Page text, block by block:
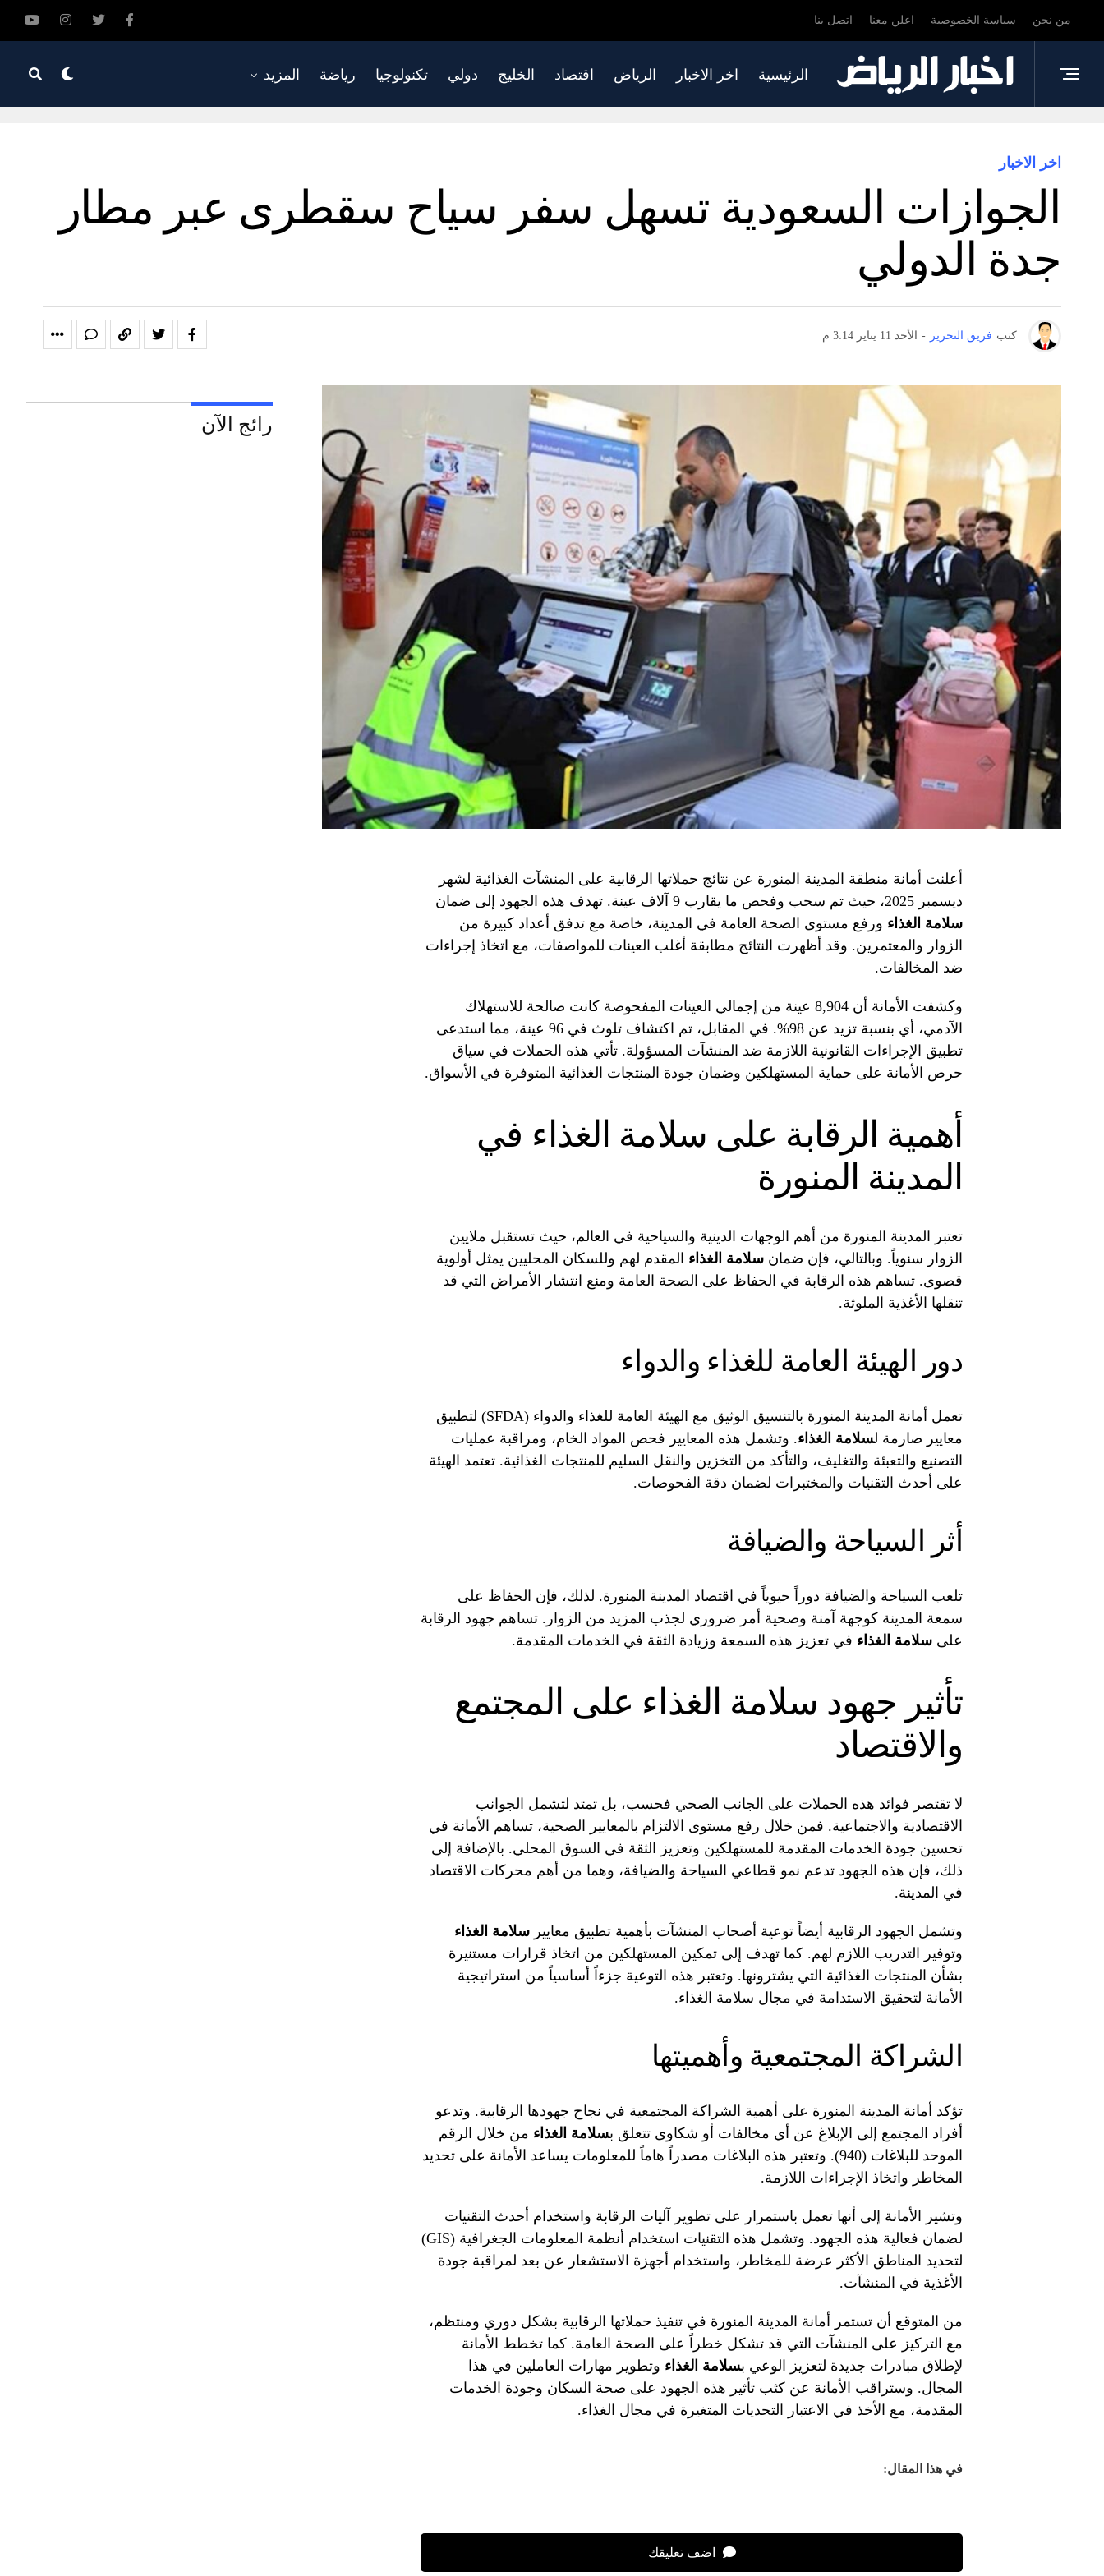
من نحن سياسة الخصوصية اعلن معنا اتصل بنا
الرئيسية اخر الاخبار الرياض اقتصاد الخليج دولي تكنولوجيا رياضة المزيد
اخر الاخبار
الجوازات السعودية تسهل سفر سياح سقطرى عبر مطار
جدة الدولي
كتب فريق التحرير - الأحد 11 يناير 3:14 م
أعلنت أمانة منطقة المدينة المنورة عن نتائج حملاتها الرقابية على المنشآت الغذائية لشهر
ديسمبر 2025، حيث تم سحب وفحص ما يقارب 9 آلاف عينة. تهدف هذه الجهود إلى ضمان
سلامة الغذاء ورفع مستوى الصحة العامة في المدينة، خاصة مع تدفق أعداد كبيرة من
الزوار والمعتمرين. وقد أظهرت النتائج مطابقة أغلب العينات للمواصفات، مع اتخاذ إجراءات
ضد المخالفات.
وكشفت الأمانة أن 8,904 عينة من إجمالي العينات المفحوصة كانت صالحة للاستهلاك
الآدمي، أي بنسبة تزيد عن 98%. في المقابل، تم اكتشاف تلوث في 96 عينة، مما استدعى
تطبيق الإجراءات القانونية اللازمة ضد المنشآت المسؤولة. تأتي هذه الحملات في سياق
حرص الأمانة على حماية المستهلكين وضمان جودة المنتجات الغذائية المتوفرة في الأسواق.
أهمية الرقابة على سلامة الغذاء في
المدينة المنورة
تعتبر المدينة المنورة من أهم الوجهات الدينية والسياحية في العالم، حيث تستقبل ملايين
الزوار سنوياً. وبالتالي، فإن ضمان سلامة الغذاء المقدم لهم وللسكان المحليين يمثل أولوية
قصوى. تساهم هذه الرقابة في الحفاظ على الصحة العامة ومنع انتشار الأمراض التي قد
تنقلها الأغذية الملوثة.
دور الهيئة العامة للغذاء والدواء
تعمل أمانة المدينة المنورة بالتنسيق الوثيق مع الهيئة العامة للغذاء والدواء (SFDA) لتطبيق
معايير صارمة لسلامة الغذاء. وتشمل هذه المعايير فحص المواد الخام، ومراقبة عمليات
التصنيع والتعبئة والتغليف، والتأكد من التخزين والنقل السليم للمنتجات الغذائية. تعتمد الهيئة
على أحدث التقنيات والمختبرات لضمان دقة الفحوصات.
أثر السياحة والضيافة
تلعب السياحة والضيافة دوراً حيوياً في اقتصاد المدينة المنورة. لذلك، فإن الحفاظ على
سمعة المدينة كوجهة آمنة وصحية أمر ضروري لجذب المزيد من الزوار. تساهم جهود الرقابة
على سلامة الغذاء في تعزيز هذه السمعة وزيادة الثقة في الخدمات المقدمة.
تأثير جهود سلامة الغذاء على المجتمع
والاقتصاد
لا تقتصر فوائد هذه الحملات على الجانب الصحي فحسب، بل تمتد لتشمل الجوانب
الاقتصادية والاجتماعية. فمن خلال رفع مستوى الالتزام بالمعايير الصحية، تساهم الأمانة في
تحسين جودة الخدمات المقدمة للمستهلكين وتعزيز الثقة في السوق المحلي. بالإضافة إلى
ذلك، فإن هذه الجهود تدعم نمو قطاعي السياحة والضيافة، وهما من أهم محركات الاقتصاد
في المدينة.
وتشمل الجهود الرقابية أيضاً توعية أصحاب المنشآت بأهمية تطبيق معايير سلامة الغذاء
وتوفير التدريب اللازم لهم. كما تهدف إلى تمكين المستهلكين من اتخاذ قرارات مستنيرة
بشأن المنتجات الغذائية التي يشترونها. وتعتبر هذه التوعية جزءاً أساسياً من استراتيجية
الأمانة لتحقيق الاستدامة في مجال سلامة الغذاء.
الشراكة المجتمعية وأهميتها
تؤكد أمانة المدينة المنورة على أهمية الشراكة المجتمعية في نجاح جهودها الرقابية. وتدعو
أفراد المجتمع إلى الإبلاغ عن أي مخالفات أو شكاوى تتعلق بسلامة الغذاء من خلال الرقم
الموحد للبلاغات (940). وتعتبر هذه البلاغات مصدراً هاماً للمعلومات يساعد الأمانة على تحديد
المخاطر واتخاذ الإجراءات اللازمة.
وتشير الأمانة إلى أنها تعمل باستمرار على تطوير آليات الرقابة واستخدام أحدث التقنيات
لضمان فعالية هذه الجهود. وتشمل هذه التقنيات استخدام أنظمة المعلومات الجغرافية (GIS)
لتحديد المناطق الأكثر عرضة للمخاطر، واستخدام أجهزة الاستشعار عن بعد لمراقبة جودة
الأغذية في المنشآت.
من المتوقع أن تستمر أمانة المدينة المنورة في تنفيذ حملاتها الرقابية بشكل دوري ومنتظم،
مع التركيز على المنشآت التي قد تشكل خطراً على الصحة العامة. كما تخطط الأمانة
لإطلاق مبادرات جديدة لتعزيز الوعي بسلامة الغذاء وتطوير مهارات العاملين في هذا
المجال. وستراقب الأمانة عن كثب تأثير هذه الجهود على صحة السكان وجودة الخدمات
المقدمة، مع الأخذ في الاعتبار التحديات المتغيرة في مجال الغذاء.
في هذا المقال:
اضف تعليقك
رائج الآن